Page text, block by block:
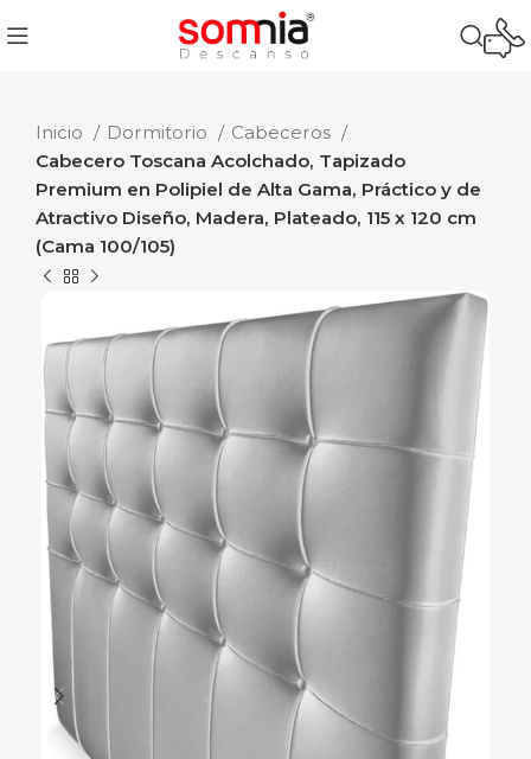
Inicio Dormitorio
Cabeceros
Cabecero Toscana Acolchado, Tapizado
Premium en Polipiel de Alta Gama, Práctico y de
Atractivo Diseño, Madera, Plateado, 115 x 120 cm
(Cama 100/105)